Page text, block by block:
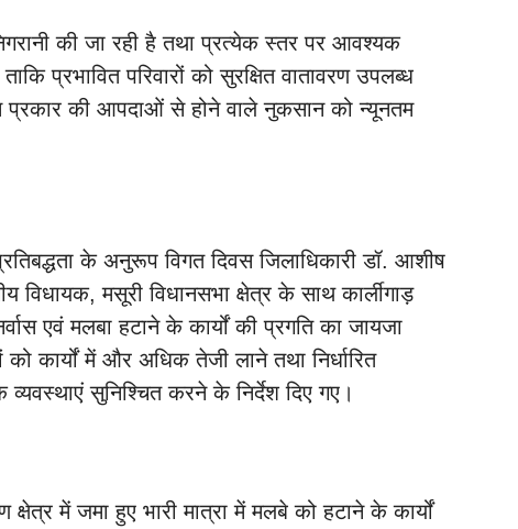
की जा रही है तथा प्रत्येक स्तर पर आवश्यक
प्रभावित परिवारों को सुरक्षित वातावरण उपलब्ध
की आपदाओं से होने वाले नुकसान को न्यूनतम
के अनुरूप विगत दिवस जिलाधिकारी डॉ. आशीष
विधायक, मसूरी विधानसभा क्षेत्र के साथ कार्लीगाड़
एवं मलबा हटाने के कार्यों की प्रगति का जायजा
को कार्यों में और अधिक तेजी लाने तथा निर्धारित
सुनिश्चित करने के निर्देश दिए गए।
में जमा हुए भारी मात्रा में मलबे को हटाने के कार्यों